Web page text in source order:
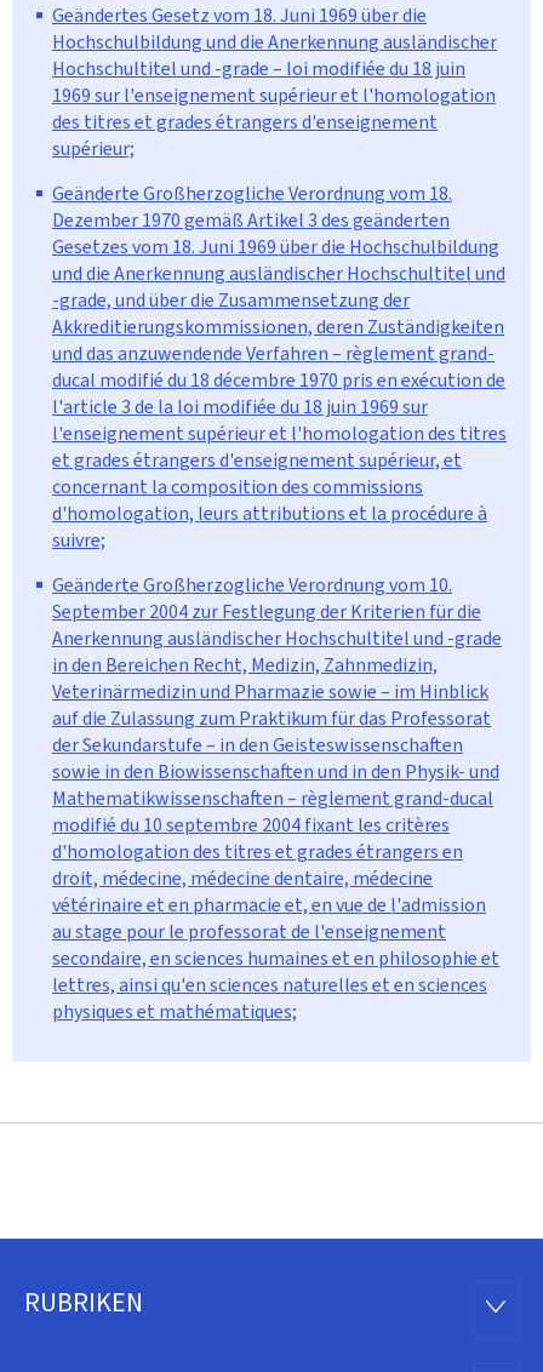
Geändertes Gesetz vom 18. Juni 1969 über die
Hochschulbildung und die Anerkennung ausländischer
Hochschultitel und -grade – loi modifiée du 18 juin
1969 sur l'enseignement supérieur et l'homologation
des titres et grades étrangers d'enseignement
supérieur;
Geänderte Großherzogliche Verordnung vom 18.
Dezember 1970 gemäß Artikel 3 des geänderten
Gesetzes vom 18. Juni 1969 über die Hochschulbildung
und die Anerkennung ausländischer Hochschultitel und
-grade, und über die Zusammensetzung der
Akkreditierungskommissionen, deren Zuständigkeiten
und das anzuwendende Verfahren – règlement grand-
ducal modifié du 18 décembre 1970 pris en exécution de
l'article 3 de la loi modifiée du 18 juin 1969 sur
l'enseignement supérieur et l'homologation des titres
et grades étrangers d'enseignement supérieur, et
concernant la composition des commissions
d'homologation, leurs attributions et la procédure à
suivre;
Geänderte Großherzogliche Verordnung vom 10.
September 2004 zur Festlegung der Kriterien für die
Anerkennung ausländischer Hochschultitel und -grade
in den Bereichen Recht, Medizin, Zahnmedizin,
Veterinärmedizin und Pharmazie sowie – im Hinblick
auf die Zulassung zum Praktikum für das Professorat
der Sekundarstufe – in den Geisteswissenschaften
sowie in den Biowissenschaften und in den Physik- und
Mathematikwissenschaften – règlement grand-ducal
modifié du 10 septembre 2004 fixant les critères
d'homologation des titres et grades étrangers en
droit, médecine, médecine dentaire, médecine
vétérinaire et en pharmacie et, en vue de l'admission
au stage pour le professorat de l'enseignement
secondaire, en sciences humaines et en philosophie et
lettres, ainsi qu'en sciences naturelles et en sciences
physiques et mathématiques;
Footer
RUBRIKEN